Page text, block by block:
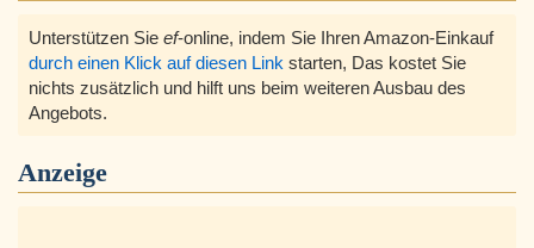
Unterstützen Sie ef-online, indem Sie Ihren Amazon-Einkauf
durch einen Klick auf diesen Link starten, Das kostet Sie
nichts zusätzlich und hilft uns beim weiteren Ausbau des
Angebots.
Anzeige